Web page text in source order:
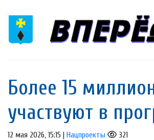
Более 15
участвуют в
12 мая 2026, 15:15 | Нацпроекты 321